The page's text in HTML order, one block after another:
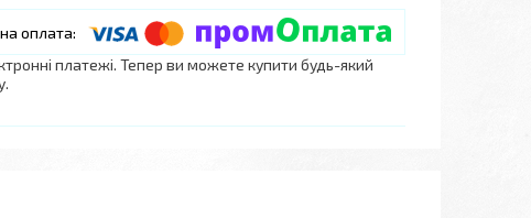
платежі. Тепер ви можете купити будь-який